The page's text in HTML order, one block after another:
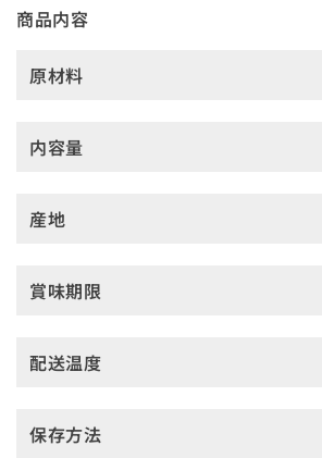
商品内容
原材料
内容量
産地
賞味期限
配送温度
保存方法